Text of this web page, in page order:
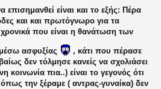
είναι και το εξής: Πέρα
και και πρωτόγνωρο για τα
χρονικά που είναι η θανάτωση των
ασφυξίας
, κάτι που πέρασε
δεν τόλμησε κανείς να σχολιάσει
κοινωνία πια..) είναι το γεγονός ότι
την ξέραμε ( αντρας-γυναίκα) δεν